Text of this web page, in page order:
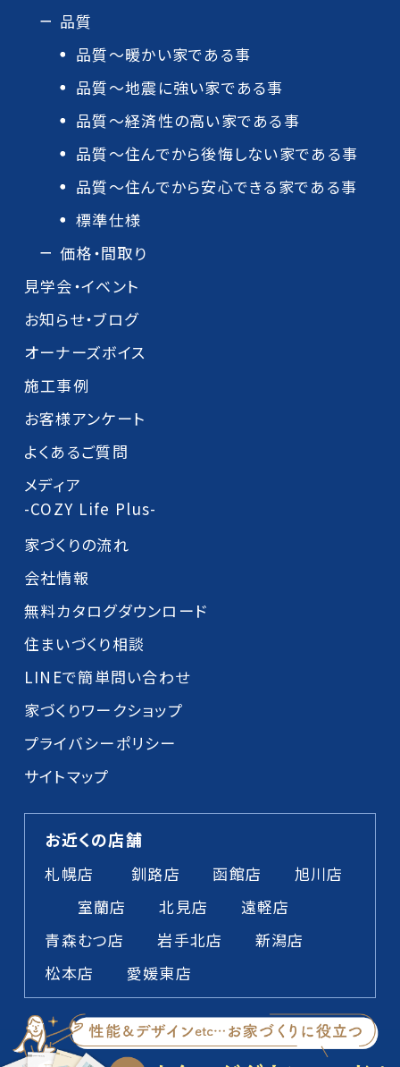
品質
品質～暖かい家である事
品質～地震に強い家である事
品質～経済性の高い家である事
品質～住んでから後悔しない家である事
品質～住んでから安心できる家である事
標準仕様
価格・間取り
見学会・イベント
お知らせ・ブログ
オーナーズボイス
施工事例
お客様アンケート
よくあるご質問
メディア
-COZY Life Plus-
家づくりの流れ
会社情報
無料カタログダウンロード
住まいづくり相談
LINEで簡単問い合わせ
家づくりワークショップ
プライバシーポリシー
サイトマップ
お近くの店舗
札幌店 釧路店 函館店
旭川店
室蘭店
北見店
遠軽店
青森むつ店
岩手北店
新潟店
松本店
愛媛東店